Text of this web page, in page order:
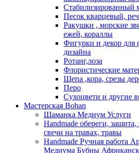
Стабилизированный
Песок кварцевый,
Ракушки , морские
ежей, кораллы
Фигурки и декор для
дизайна
Ротанг,лоза
Флористические
Щепа ,кора, срезы
Перо
Сухоцвети и другие
Мастерская Bohan
Шаманка Медиум Услуги
Handmade обереги,
свечи на травах, травы
Handmade Ручная работа
Медиума Бубны